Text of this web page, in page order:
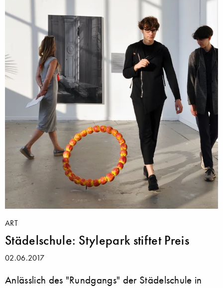
ART
Städelschule: Stylepark stiftet Preis
02.06.2017
Anlässlich des "Rundgangs" der Städelschule in